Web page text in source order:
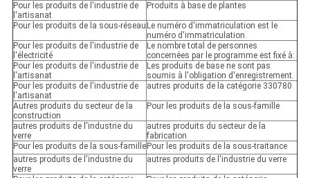
Pour les produits de l'industrie de
l'artisanat
Produits à base de plantes
Pour les produits de la sous-réseau Le numéro d'immatriculation est le
numéro d'immatriculation.
Pour les produits de l'industrie de
l'électricité
Le nombre total de personnes
concernées par le programme est fixé à:
Pour les produits de l'industrie de
l'artisanat
Les produits de base ne sont pas
soumis à l'obligation d'enregistrement.
Pour les produits de l'industrie de
l'artisanat
autres produits de la catégorie 330780
Autres produits du secteur de la
construction
Pour les produits de la sous-famille
autres produits de l'industrie du
verre
autres produits du secteur de la
fabrication
Pour les produits de la sous-famille Pour les produits de la sous-traitance
autres produits de l'industrie du
verre
autres produits de l'industrie du verre